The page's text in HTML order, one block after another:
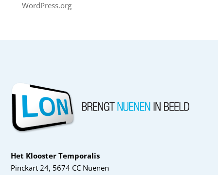
WordPress.org
Het Klooster Temporalis
Pinckart 24, 5674 CC Nuenen